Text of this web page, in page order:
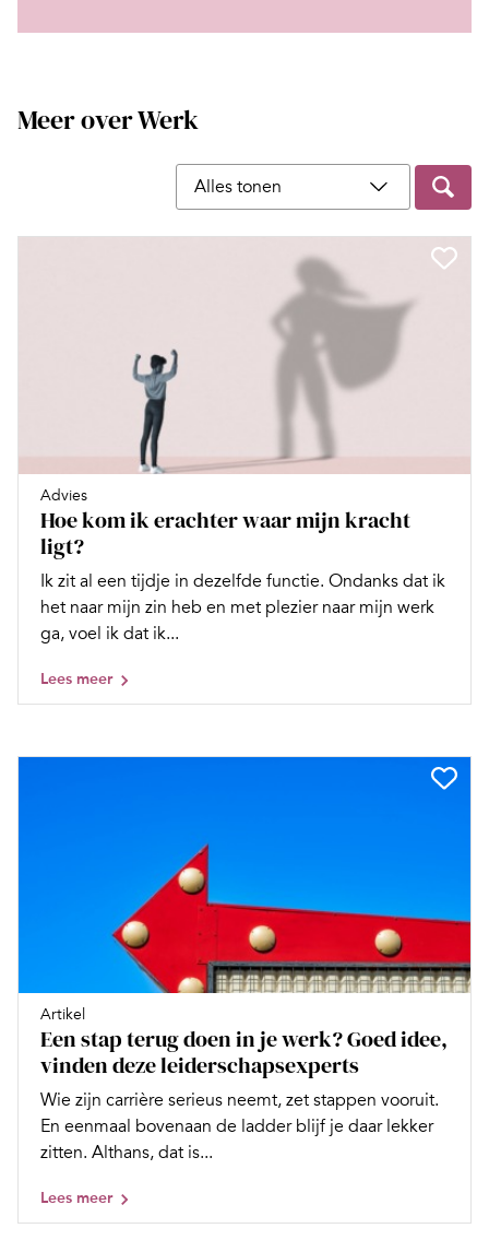
Meer over Werk
Filter op content type
Advies
Hoe kom ik erachter waar mijn kracht
ligt?
Ik zit al een tijdje in dezelfde functie. Ondanks dat ik
het naar mijn zin heb en met plezier naar mijn werk
ga, voel ik dat ik...
Lees meer
Artikel
Een stap terug doen in je werk? Goed idee,
vinden deze leiderschapsexperts
Wie zijn carrière serieus neemt, zet stappen vooruit.
En eenmaal bovenaan de ladder blijf je daar lekker
zitten. Althans, dat is...
Lees meer